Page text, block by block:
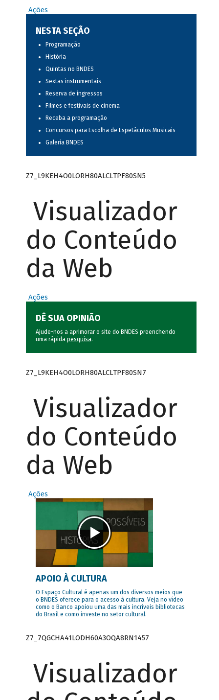
Ações
NESTA SEÇÃO
Programação
História
Quintas no BNDES
Sextas instrumentais
Reserva de ingressos
Filmes e festivais de cinema
Receba a programação
Concursos para Escolha de Espetáculos Musicais
Galeria BNDES
Z7_L9KEH4O0LORH80ALCLTPF80SN5
Visualizador
do Conteúdo
da Web
Ações
DÊ SUA OPINIÃO
Ajude-nos a aprimorar o site do BNDES preenchendo
uma rápida pesquisa.
Z7_L9KEH4O0LORH80ALCLTPF80SN7
Visualizador
do Conteúdo
da Web
Ações
APOIO À CULTURA
O Espaço Cultural é apenas um dos diversos meios que
o BNDES oferece para o acesso à cultura. Veja no vídeo
como o Banco apoiou uma das mais incríveis bibliotecas
do Brasil e como investe no setor cultural.
Z7_7QGCHA41LODH60A3OQA8RN1457
Visualizador